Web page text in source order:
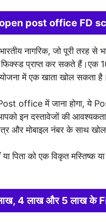
post office FD
भारतीय नागरिक, जो पूरी तरह से
प्राप्त कर सकते हैं।एक 10 -
योजना में एक खाता खोल सकता है।
office में जाना होगा, ये
इन दस्तावेजों की आवश्यकता
और मोबाइल नंबर के साथ
या पिता को एक विकृत
4 लाख और 5 लाख के